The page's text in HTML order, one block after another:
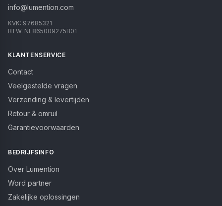
info@lumention.com
KVK: 97685321
BTW: NL865009275B01
KLANTENSERVICE
Contact
Veelgestelde vragen
Verzending & levertijden
Retour & omruil
Garantievoorwaarden
BEDRIJFSINFO
Over Lumention
Word partner
Zakelijke oplossingen